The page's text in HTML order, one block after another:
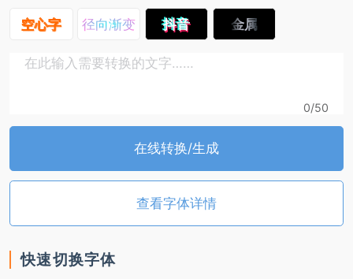
空心字 径向渐变 抖音 金属
0/50
在线转换/生成
查看字体详情
快速切换字体